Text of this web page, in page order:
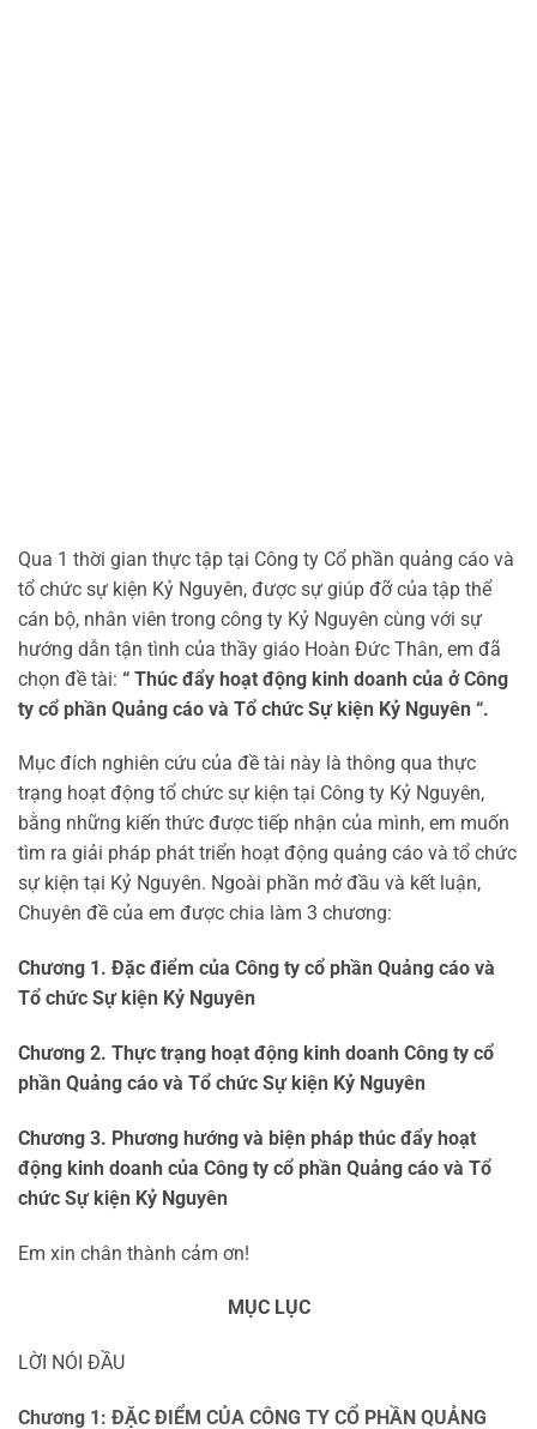
Qua 1 thời gian thực tập tại Công ty Cổ phần quảng cáo và
tổ chức sự kiện Kỷ Nguyên, được sự giúp đỡ của tập thể
cán bộ, nhân viên trong công ty Kỷ Nguyên cùng với sự
hướng dẫn tận tình của thầy giáo Hoàn Đức Thân, em đã
chọn đề tài: “ Thúc đẩy hoạt động kinh doanh của ở Công
ty cổ phần Quảng cáo và Tổ chức Sự kiện Kỷ Nguyên “.
Mục đích nghiên cứu của đề tài này là thông qua thực
trạng hoạt động tổ chức sự kiện tại Công ty Kỷ Nguyên,
bằng những kiến thức được tiếp nhận của mình, em muốn
tìm ra giải pháp phát triển hoạt động quảng cáo và tổ chức
sự kiện tại Kỷ Nguyên. Ngoài phần mở đầu và kết luận,
Chuyên đề của em được chia làm 3 chương:
Chương 1 . Đặc điểm của Công ty cổ phần Quảng cáo và
Tổ chức Sự kiện Kỷ Nguyên
Chương 2. Thực trạng hoạt động kinh doanh Công ty cổ
phần Quảng cáo và Tổ chức Sự kiện Kỷ Nguyên
Chương 3. Phương hướng và biện pháp thúc đẩy hoạt
động kinh doanh của Công ty cổ phần Quảng cáo và Tổ
chức Sự kiện Kỷ Nguyên
Em xin chân thành cảm ơn!
MỤC LỤC
LỜI NÓI ĐẦU
Chương 1: ĐẶC ĐIỂM CỦA CÔNG TY CỔ PHẦN QUẢNG